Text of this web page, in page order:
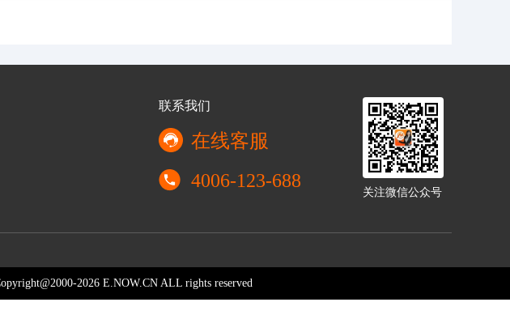
联系我们
在线客服
4006-123-688
关注微信公众号
2026 E.NOW.CN ALL rights reserved